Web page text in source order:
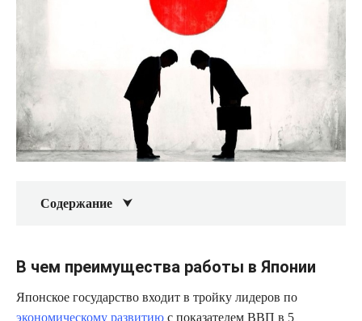
Содержание
В чем преимущества работы в Японии
Японское государство входит в тройку лидеров по
экономическому развитию с показателем ВВП в 5